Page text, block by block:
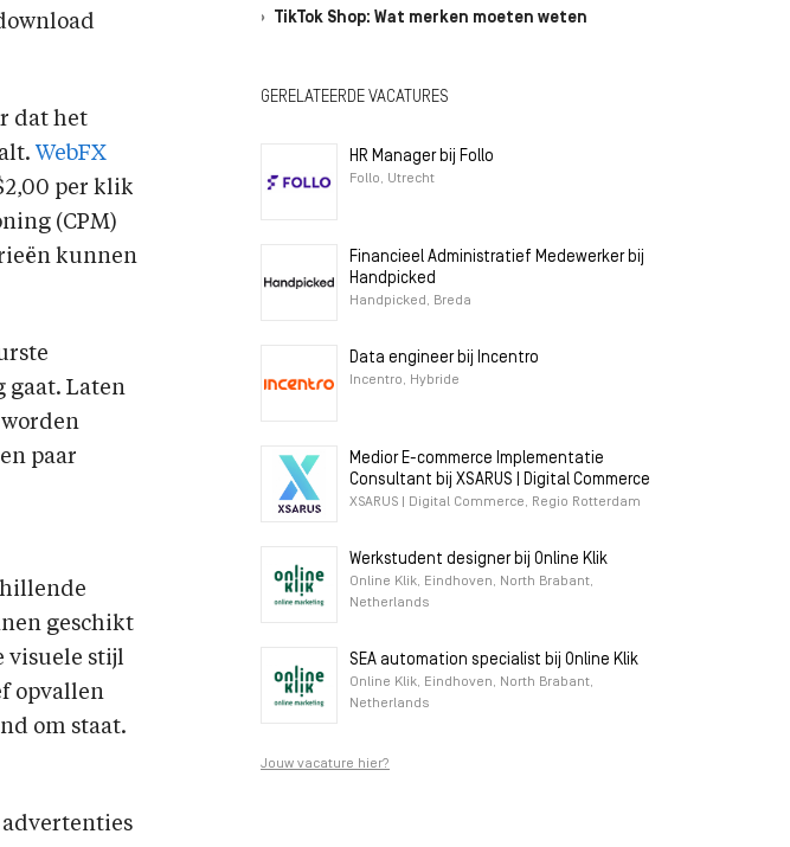
dat het
WebFX
per klik
(CPM)
kunnen
gaat. Laten
paar
geschikt
visuele stijl
opvallen
om staat.
advertenties
TikTok Shop: Wat merken moeten weten
GERELATEERDE VACATURES
HR Manager bij Follo
Follo, Utrecht
Financieel Administratief Medewerker bij
Handpicked
Handpicked, Breda
Data engineer bij Incentro
Incentro, Hybride
Medior E-commerce Implementatie
Consultant bij XSARUS | Digital Commerce
XSARUS | Digital Commerce, Regio Rotterdam
Werkstudent designer bij Online Klik
Online Klik, Eindhoven, North Brabant,
Netherlands
SEA automation specialist bij Online Klik
Online Klik, Eindhoven, North Brabant,
Netherlands
Jouw vacature hier?